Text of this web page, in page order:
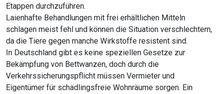
Etappen durchzuführen.
Laienhafte Behandlungen mit frei erhältlichen Mitteln
schlagen meist fehl und können die Situation verschlechtern,
da die Tiere gegen manche Wirkstoffe resistent sind.
In Deutschland gibt es keine speziellen Gesetze zur
Bekämpfung von Bettwanzen, doch durch die
Verkehrssicherungspflicht müssen Vermieter und
Eigentümer für schädlingsfreie Wohnräume sorgen. Ein